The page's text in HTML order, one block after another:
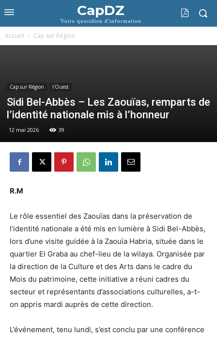
CapDZ
Votre quotidien d'information
Accueil Cap sur Région
Cap sur Région l'Ouest
Sidi Bel-Abbès – Les Zaouïas, remparts de
l’identité nationale mis à l’honneur
12 mai 2026 39
R.M
Le rôle essentiel des Zaouïas dans la préservation de
l’identité nationale a été mis en lumière à Sidi Bel-Abbès,
lors d’une visite guidée à la Zaouïa Habria, située dans le
quartier El Graba au chef-lieu de la wilaya. Organisée par
la direction de la Culture et des Arts dans le cadre du
Mois du patrimoine, cette initiative a réuni cadres du
secteur et représentants d’associations culturelles, a-t-
on appris mardi auprès de cette direction.
L’événement, tenu lundi, s’est conclu par une conférence